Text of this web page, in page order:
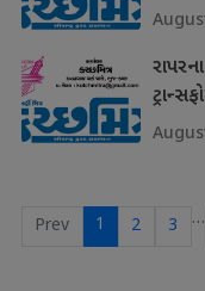
Prev 1 2 3 …